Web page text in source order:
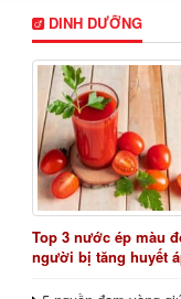
DINH DƯỠNG
Top 3 nước ép màu
người bị tăng huyết